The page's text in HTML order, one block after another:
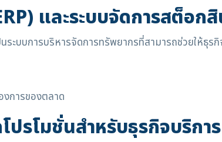
และระบบจัดการสต็อก
ะบบการบริหารจัดการทรัพยากรที่สามารถช่วยให้ธุร
งการของตลาด
ปรโมชั่นสำหรับธุรกิจบริการ